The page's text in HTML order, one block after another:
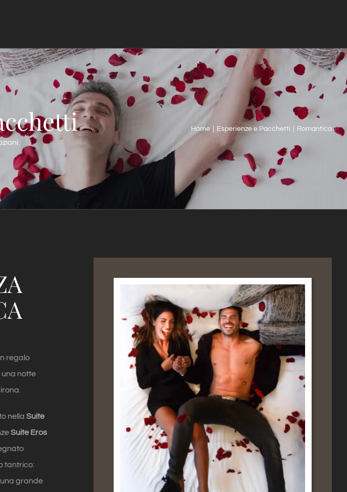
Home Esperienze e Pacchetti Romantica
regalo
notte
nellaSuite
Suite Eros
tantrico:
grande